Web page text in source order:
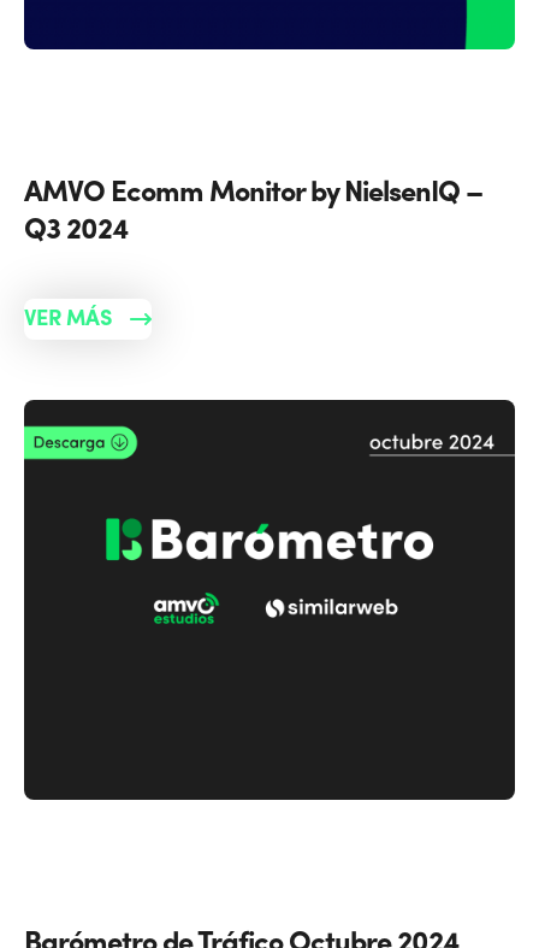
AMVO Ecomm Monitor by NielsenIQ –
Q3 2024
VER MÁS